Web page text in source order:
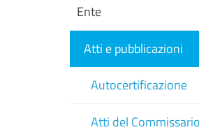
Ente
Atti e pubblicazioni
Autocertificazione
Atti del Commissario